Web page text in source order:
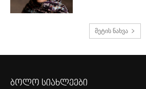
მეტის ნახვა
ბოლო სიახლეები